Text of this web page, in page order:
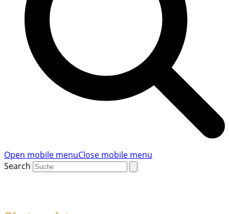
Open mobile menuClose mobile menu
Search